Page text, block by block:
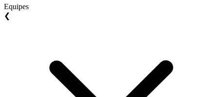
Equipes
❮